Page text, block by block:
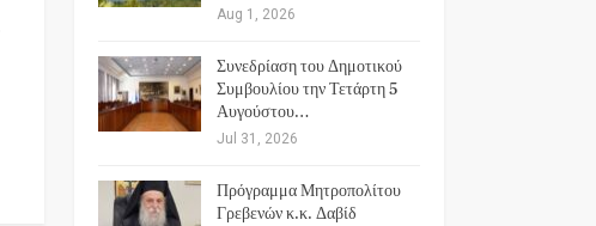
Aug 1, 2026
Συνεδρίαση του Δημοτικού
Συμβουλίου την Τετάρτη 5
Αυγούστου…
Jul 31, 2026
Πρόγραμμα Μητροπολίτου
Γρεβενών κ.κ. Δαβίδ